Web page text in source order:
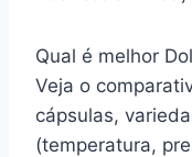
Qual é melhor
Veja o
cápsulas,
(temperatura,